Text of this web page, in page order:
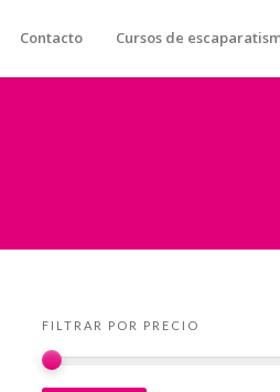
Contacto Cursos de
FILTRAR POR PRECIO